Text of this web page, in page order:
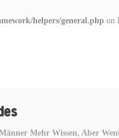
helpers/general.php on
Mehr Wissen, Aber